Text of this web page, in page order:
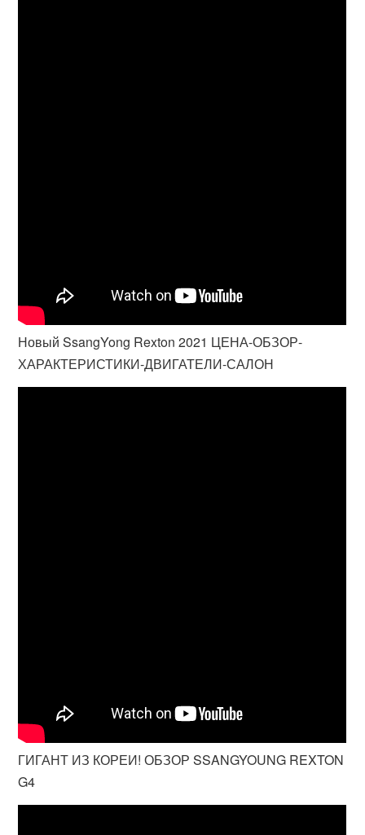
Новый SsangYong Rexton 2021 ЦЕНА-ОБЗОР-
ХАРАКТЕРИСТИКИ-ДВИГАТЕЛИ-САЛОН
ГИГАНТ ИЗ КОРЕИ! ОБЗОР SSANGYOUNG REXTON
G4